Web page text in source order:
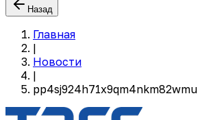
Назад
Главная
|
Новости
|
pp4sj924h71x9qm4nkm82wmu